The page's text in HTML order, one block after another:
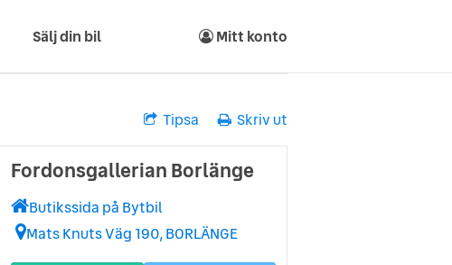
Sälj din bil Mitt konto
Tipsa Skriv ut
Fordonsgallerian Borlänge
Butikssida på Bytbil
Mats Knuts Väg 190, BORLÄNGE